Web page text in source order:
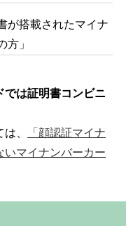
が搭載されたマイナ
方」
では証明書コンビニ
、
「顔認証マイナ
いマイナンバーカー